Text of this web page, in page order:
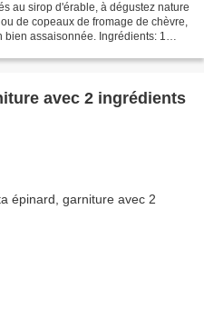
au sirop d'érable, à dégustez nature
de copeaux de fromage de chèvre,
assaisonnée. Ingrédients: 1
avec 2 ingrédients